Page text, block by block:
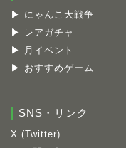
▶ にゃんこ大戦争
▶ レアガチャ
▶ 月イベント
▶ おすすめゲーム
SNS・リンク
X (Twitter)